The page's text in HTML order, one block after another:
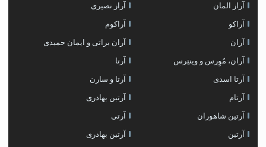
آراز المان آراز نصیری
آراکو آراکوم
آران آران براتی و ایمان حمیدی
آران، مُوِرس و وینتِرس آرتا
آرتا اسدی آرتا و سارن
آرتام آرتبن بهادری
آرتين شاهوران آرتی
آرتین آرتین بهادری